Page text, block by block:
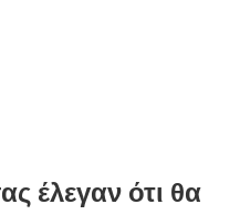
έλεγαν ότι θα